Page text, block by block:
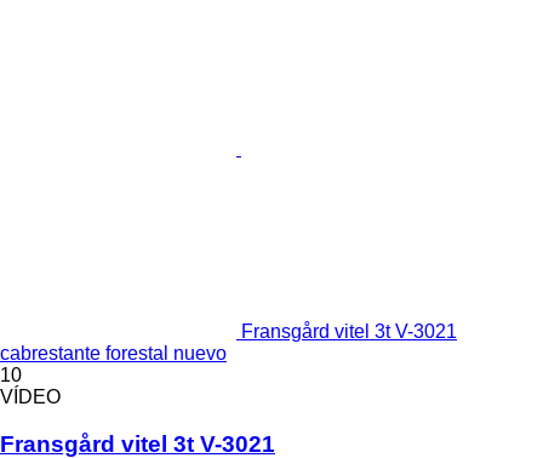
Fransgård vitel 3t V-3021
cabrestante forestal nuevo
10
VÍDEO
Fransgård vitel 3t V-3021